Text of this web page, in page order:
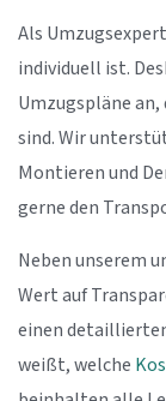
Als
individuell ist.
Umzugspläne
sind. Wir
Montieren und
gerne den
Neben unserem
Wert auf
einen
weißt, welche